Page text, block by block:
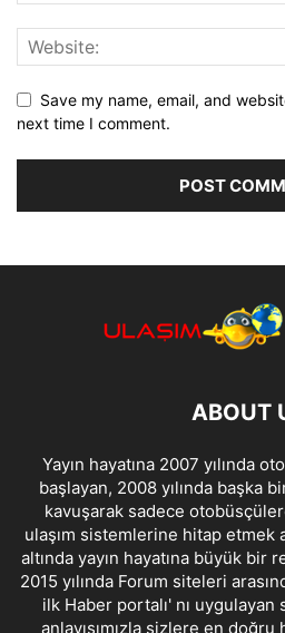
Save my name, email, and
next time I comment.
ABOUT
Yayın hayatına 2007 yılında
başlayan, 2008 yılında başka
kavuşarak sadece
ulaşım sistemlerine hitap etmek
altında yayın hayatına büyük bir
2015 yılında Forum siteleri
ilk Haber portalı' nı
anlayışımızla sizlere en doğru